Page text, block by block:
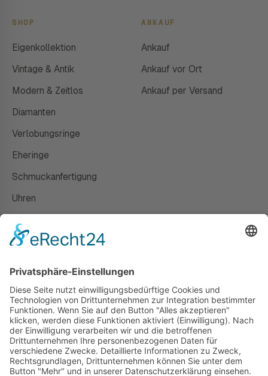
SHOP
Eigenkollektion
Vintage & Antik
Modern & Zeitlos
Diamanten
Verlobungsringe
Eheringe
Schmuckanfertigung
Uhren
ANKAUF
Ankauf
Ankauf vor Ort
Ankauf per Versand
Susanne Steiger
Geschäfte
Newsletter
Kontakt